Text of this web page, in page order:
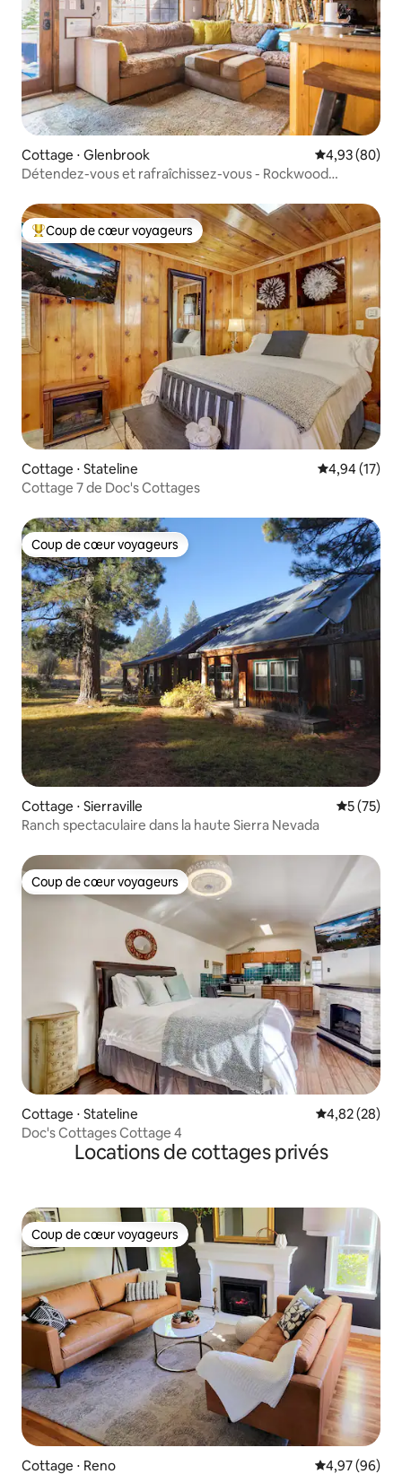
Cottage ⋅ Glenbrook Évaluation
4,93 (80)
Détendez-vous et rafraîchissez-vous - Rockwood
Coups de cœur voyageurs les plus appréciés
Coup de cœur voyageurs
Cottage ⋅ Stateline Évaluation
4,94 (17)
Cottage 7 de Doc's Cottages
Coup de cœur voyageurs
Coup de cœur voyageurs
Cottage ⋅ Sierraville
5 (75)
Ranch spectaculaire dans la haute Sierra Nevada
Coup de cœur voyageurs
Coup de cœur voyageurs
Cottage ⋅ Stateline Évaluation
4,82 (28)
Doc's Cottages Cottage 4
Locations de cottages privés
Coup de cœur voyageurs
Coup de cœur voyageurs
Cottage ⋅ Reno Évaluation
4,97 (96)